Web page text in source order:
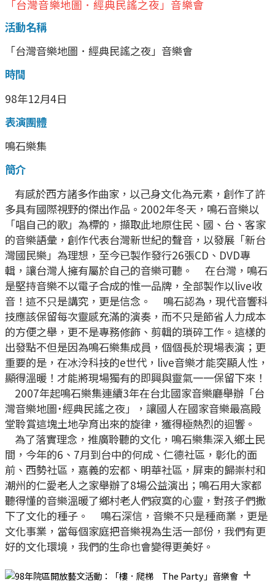
「台灣音樂地圖．經典民謠之夜」音樂會
活動名稱
「台灣音樂地圖．經典民謠之夜」音樂會
時間
98年12月4日
表演團體
鳴石樂集
簡介
有感於西方諸多作曲家，以己身文化為元素，創作了許
多具有國際視野的傑出作品。2002年冬天，鳴石音樂以
「唱自己的歌」為標的，擷取此地原住民、國、台、客家
的音樂語彙，創作代表台灣新世紀的聲音，以發展「新台
灣國民樂」為理想，至今已製作發行26張CD、DVD專
輯，讓台灣人擁有屬於自己的音樂可聽。 在台灣，鳴石
是堅持音樂不以電子合成的惟一品牌，全部製作以live收
音！這不只是講究，更是信念。 鳴石認為，現代音響科
技應該保留每次靈感充滿的演奏，而不只是節省人力成本
的方便之舉，更不是專務修飾、剪輯的瑣碎工作。這樣的
出發點不但是因為鳴石樂集成員，個個長於現場表演；更
重要的是，在冰泠科技的e世代，live音樂才能突顯人性，
顯得溫暖！才能將現場獨有的即興與靈氣一一保留下來！
2007年起鳴石樂集連續3年在台北國家音樂廳舉辦「台
灣音樂地圖˙經典民謠之夜」，讓國人在國家音樂最高殿
堂聆賞這塊土地孕育出來的旋律，獲得極熱烈的迴響。
為了落實理念，推廣聆聽的文化，鳴石樂集深入鄉土民
間，今年的6、7月到台中的何成、仁德社區，彰化的面
前、西勢社區，嘉義的宏都、明華社區，屏東的歸崇村和
潮州的仁愛老人之家舉辦了8場公益演出；鳴石用大家都
聽得懂的音樂溫暖了鄉村老人們寂寞的心靈，對孩子們撒
下了文化的種子。 鳴石深信，音樂不只是種商業，更是
文化事業，當每個家庭把音樂視為生活一部份，我們有更
好的文化環境，我們的生命也會變得更美好。
+